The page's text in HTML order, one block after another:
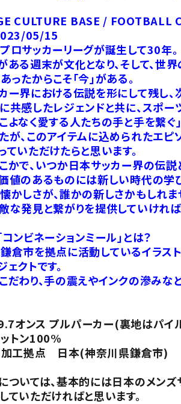
CULTURE BASE / FOOTBALL
05/15
ロサッカーリーグが誕生して30年。
ある週末が文化となり、そして、世
ったからこそ「今」がある。
ー界における伝説を形にして残し
共感したレジェンドと共に、スポ
よなく愛する人たちの手と手を繋ぐ
が、このアイテムに込められたエ
ていただけたらと思います。
かで、いつか日本サッカー界の伝説
値のあるものには新しい時代の学び
かしさが、誰かの新しさかもしれま
な発見と繋がりを提供していければ
コンビネーションミール」とは？
倉市を拠点に活動しているイラス
クトです。
だわり、手の震えやインクの滲みな
オンス プルパーカー(裏地はパイ
トン100%
加工拠点 日本(神奈川県鎌倉市)
ついては、基本的には日本のメン
ていただければと思います。